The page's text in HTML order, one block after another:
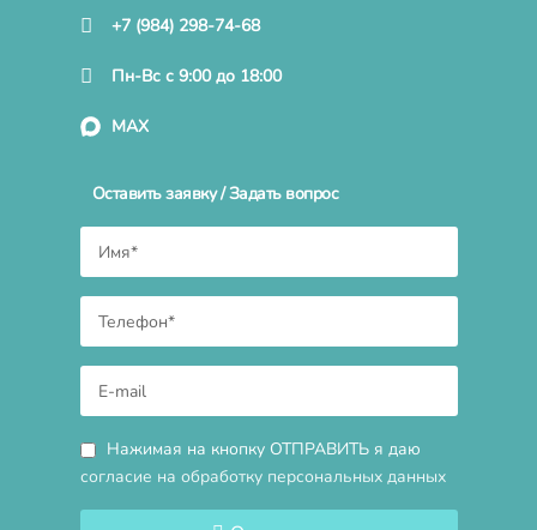
+7 (984) 298-74-68
Пн-Вс с 9:00 до 18:00
MAX
Оставить заявку / Задать вопрос
Нажимая на кнопку ОТПРАВИТЬ я даю
согласие на обработку персональных данных